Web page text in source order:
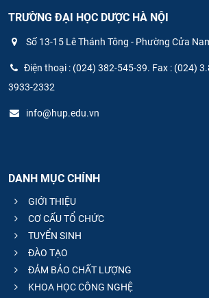
TRƯỜNG ĐẠI HỌC DƯỢC HÀ NỘI
Số 13-15 Lê Thánh Tông - Phường Cửa
Điện thoại : (024) 382-545-39. Fax : (024)
3933-2332
info@hup.edu.vn
DANH MỤC CHÍNH
GIỚI THIỆU
CƠ CẤU TỔ CHỨC
TUYỂN SINH
ĐÀO TẠO
ĐẢM BẢO CHẤT LƯỢNG
KHOA HỌC CÔNG NGHỆ